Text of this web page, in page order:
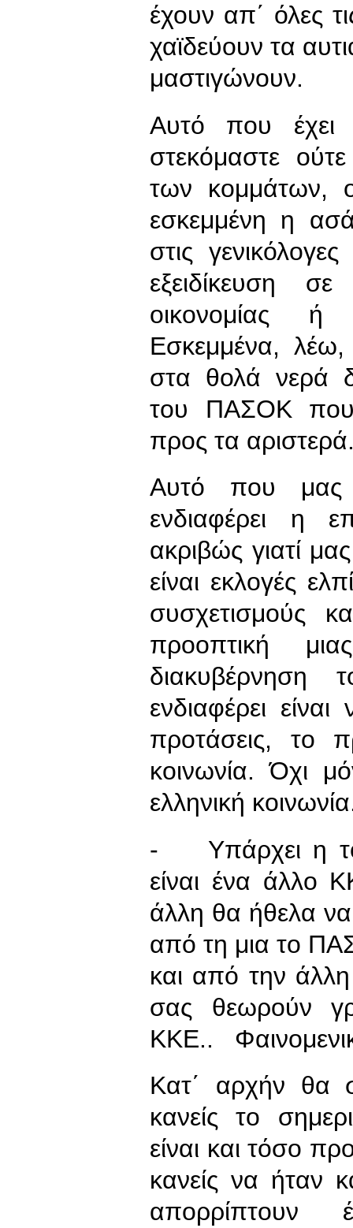
έχουν απ΄ όλες
χαϊδεύουν τα
μαστιγώνουν.
Αυτό που έχει
στεκόμαστε
των κομμάτων,
εσκεμμένη η
στις
εξειδίκευση
οικονομίας ή
Εσκεμμένα, λέω,
στα θολά νερά
του ΠΑΣΟΚ που
προς τα
Αυτό που μας
ενδιαφέρει η
ακριβώς γιατί
είναι εκλογές
συσχετισμούς
προοπτική
ενδιαφέρει
προτάσεις, το
κοινωνία. Όχι
ελληνική
- Υπάρχει η
είναι ένα άλλο
άλλη θα ήθελα
από τη μια το
και από την
σας θεωρούν
ΚΚΕ..
Κατ΄ αρχήν θα
κανείς το
είναι και τόσο
κανείς να ήταν
απορρίπτουν